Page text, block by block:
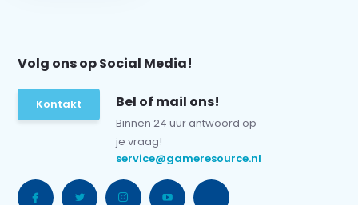
Volg ons op Social Media!
Kontakt Bel of mail ons!
Binnen 24 uur antwoord op
je vraag!
service@gameresource.nl